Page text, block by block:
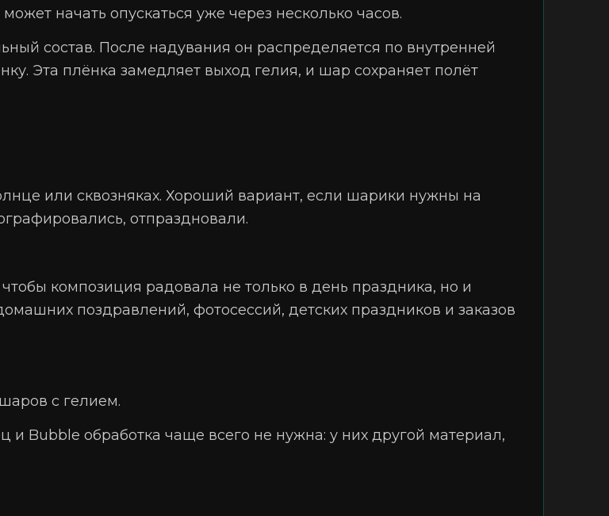
начать опускаться уже через несколько часов.
состав. После надувания он распределяется по внутренней
Эта плёнка замедляет выход гелия, и шар сохраняет полёт
или сквозняках. Хороший вариант, если шарики нужны на
отпраздновали.
композиция радовала не только в день праздника, но и
поздравлений, фотосессий, детских праздников и заказов
с гелием.
Bubble обработка чаще всего не нужна: у них другой материал,